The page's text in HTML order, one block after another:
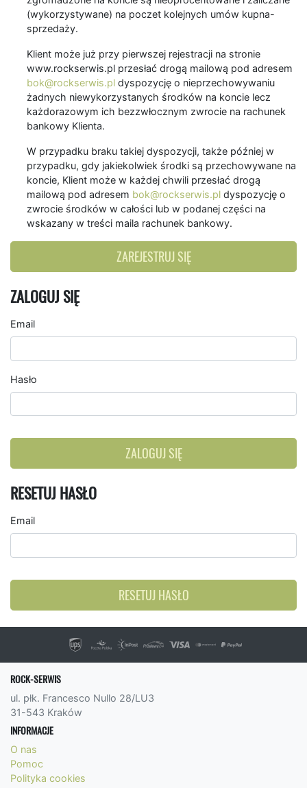
(wykorzystywane) na poczet kolejnych umów kupna-
sprzedaży.
Klient może już przy pierwszej rejestracji na stronie
www.rockserwis.pl przesłać drogą mailową pod adresem
bok@rockserwis.pl dyspozycję o nieprzechowywaniu
żadnych niewykorzystanych środków na koncie lecz
każdorazowym ich bezzwłocznym zwrocie na rachunek
bankowy Klienta.
W przypadku braku takiej dyspozycji, także później w
przypadku, gdy jakiekolwiek środki są przechowywane na
koncie, Klient może w każdej chwili przesłać drogą
mailową pod adresem bok@rockserwis.pl dyspozycję o
zwrocie środków w całości lub w podanej części na
wskazany w treści maila rachunek bankowy.
ZAREJESTRUJ SIĘ
ZALOGUJ SIĘ
Email
Hasło
ZALOGUJ SIĘ
RESETUJ HASŁO
Email
RESETUJ HASŁO
ROCK-SERWIS
ul. płk. Francesco Nullo 28/LU3
31-543 Kraków
INFORMACJE
O nas
Pomoc
Polityka cookies